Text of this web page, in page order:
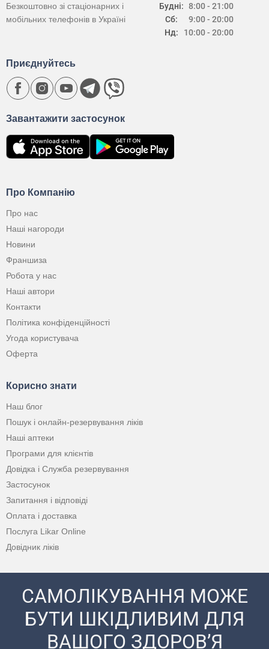
Будні:
Сб:
Нд:
8:00 - 21:00
9:00 - 20:00
10:00 - 20:00
Безкоштовно зі стаціонарних і
мобільних телефонів в Україні
Про Компанію
Про нас
Наші нагороди
Новини
Франшиза
Робота у нас
Наші автори
Контакти
Політика конфіденційності
Угода користувача
Оферта
Корисно знати
Наш блог
Пошук і онлайн-резервування ліків
Наші аптеки
Програми для клієнтів
Довідка і Служба резервування
Застосунок
Запитання і відповіді
Оплата і доставка
Послуга Likar Online
Довідник ліків
Завантажити застосунок
Приєднуйтесь
САМОЛІКУВАННЯ МОЖЕ
БУТИ ШКІДЛИВИМ ДЛЯ
ВАШОГО ЗДОРОВ’Я